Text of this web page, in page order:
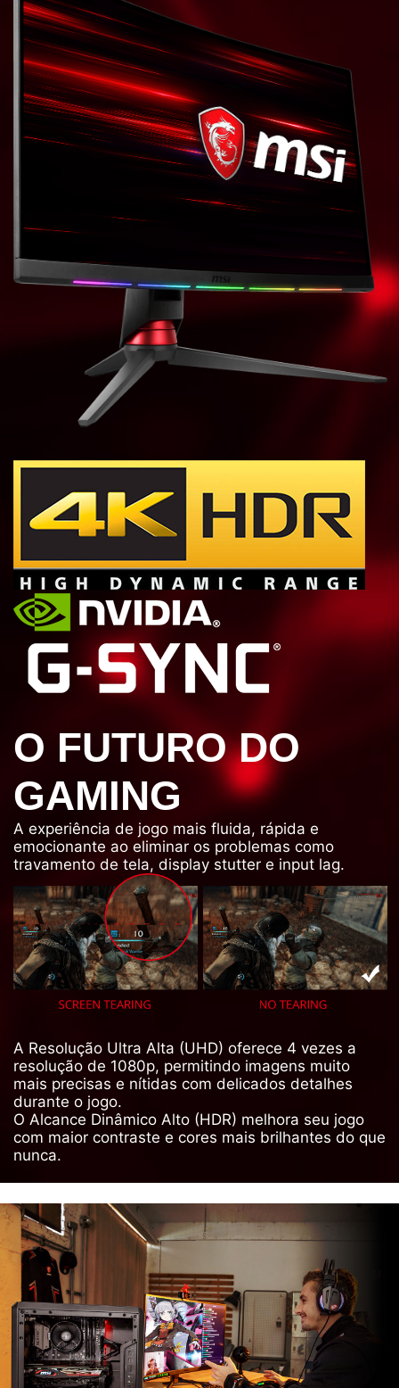
O FUTURO DO
GAMING
A experiência de jogo mais fluida, rápida e
emocionante ao eliminar os problemas como
travamento de tela, display stutter e input lag.
A Resolução Ultra Alta (UHD) oferece 4 vezes a
resolução de 1080p, permitindo imagens muito
mais precisas e nítidas com delicados detalhes
durante o jogo.
O Alcance Dinâmico Alto (HDR) melhora seu jogo
com maior contraste e cores mais brilhantes do que
nunca.